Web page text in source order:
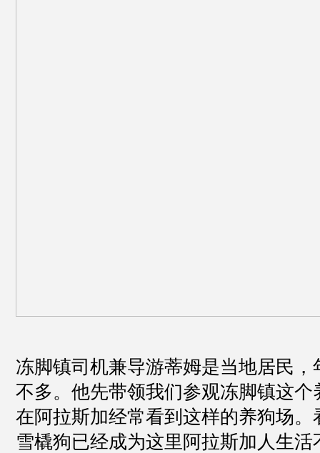
冻脚镇司机兼导游蒂姆是当地居民
不多。他先带领我们参观冻脚镇这个
在阿拉斯加经常看到这样的养狗场。
雪橇狗已经成为这里阿拉斯加人生活